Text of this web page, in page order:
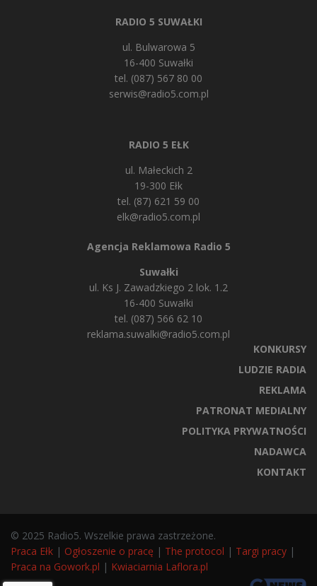
RADIO 5 SUWAŁKI
ul. Bulwarowa 5
16-400 Suwałki
tel. (087) 567 80 00
serwis@radio5.com.pl
RADIO 5 EŁK
ul. Małeckich 2
19-300 Ełk
tel. (87) 621 59 00
elk@radio5.com.pl
Agencja Reklamowa Radio 5
Suwałki
ul. Ks J. Zawadzkiego 2 lok. 1.2
16-400 Suwałki
tel. (087) 566 62 10
reklama.suwalki@radio5.com.pl
KONKURSY
LUDZIE RADIA
REKLAMA
PATRONAT MEDIALNY
POLITYKA PRYWATNOŚCI
NADAWCA
KONTAKT
© 2025 Radio5. Wszelkie prawa zastrzeżone.
Praca Ełk | Ogłoszenie o pracę | The protocol | Targi pracy |
Praca na Gowork.pl | Kwiaciarnia Laflora.pl